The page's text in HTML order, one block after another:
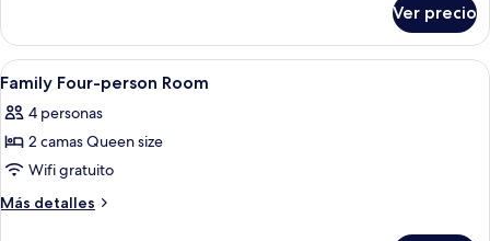
cuádruple
Deluxe
Ver precio
Abrir
todas
las
fotos
de
Family
Habitación de hotel con una cama
5
Family Four-person Room
4 personas
2 camas Queen size
Wifi gratuito
Más detalles
Más